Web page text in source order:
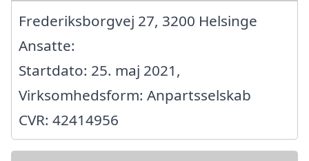
Frederiksborgvej 27, 3200 Helsinge
Ansatte:
Startdato: 25. maj 2021,
Virksomhedsform: Anpartsselskab
CVR: 42414956